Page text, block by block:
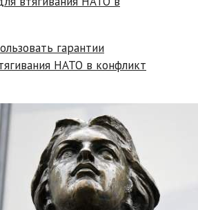
гарантии
НАТО в конфликт